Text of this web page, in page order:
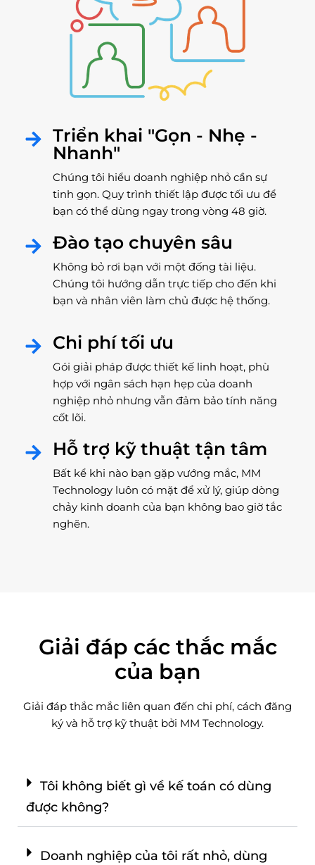
Triển khai "Gọn - Nhẹ -
Nhanh"
Chúng tôi hiểu doanh nghiệp nhỏ cần sự
tinh gọn. Quy trình thiết lập được tối ưu để
bạn có thể dùng ngay trong vòng 48 giờ.
Đào tạo chuyên sâu
Không bỏ rơi bạn với một đống tài liệu.
Chúng tôi hướng dẫn trực tiếp cho đến khi
bạn và nhân viên làm chủ được hệ thống.
Chi phí tối ưu
Gói giải pháp được thiết kế linh hoạt, phù
hợp với ngân sách hạn hẹp của doanh
nghiệp nhỏ nhưng vẫn đảm bảo tính năng
cốt lõi.
Hỗ trợ kỹ thuật tận tâm
Bất kể khi nào bạn gặp vướng mắc, MM
Technology luôn có mặt để xử lý, giúp dòng
chảy kinh doanh của bạn không bao giờ tắc
nghẽn.
Giải đáp các thắc mắc
của bạn
Giải đáp thắc mắc liên quan đến chi phí, cách đăng
ký và hỗ trợ kỹ thuật bởi MM Technology.
Tôi không biết gì về kế toán có dùng
được không?
Doanh nghiệp của tôi rất nhỏ, dùng